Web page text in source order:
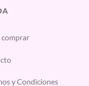
y Condiciones